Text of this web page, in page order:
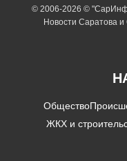
© 2006-2026 ©
Новости Саратова и
Общество
ЖКХ и